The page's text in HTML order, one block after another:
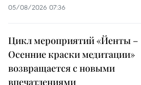
05/08/2026 07:36
Цикл мероприятий «Йенты –
Осенние краски медитации»
возвращается с новыми
впечатлениями